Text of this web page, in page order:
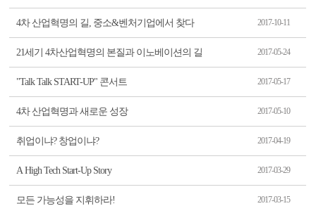
4차 산업혁명의 길, 중소&벤처기업에서 찾다 2017-10-11
21세기 4차산업혁명의 본질과 이노베이션의 길 2017-05-24
"Talk Talk START-UP" 콘서트 2017-05-17
4차 산업혁명과 새로운 성장 2017-05-10
취업이냐? 창업이냐? 2017-04-19
A High Tech Start-Up Story 2017-03-29
모든 가능성을 지휘하라! 2017-03-15